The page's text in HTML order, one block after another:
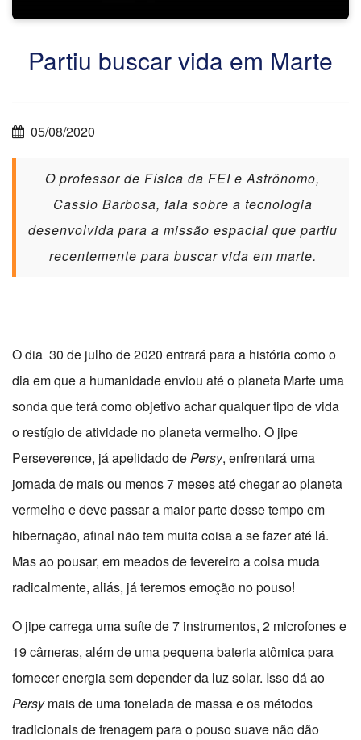
Partiu buscar vida em Marte
05/08/2020
O professor de Física da FEI e Astrônomo,
Cassio Barbosa, fala sobre a tecnologia
desenvolvida para a missão espacial que partiu
recentemente para buscar vida em marte.
O dia 30 de julho de 2020 entrará para a história como o
dia em que a humanidade enviou até o planeta Marte uma
sonda que terá como objetivo achar qualquer tipo de vida
o restígio de atividade no planeta vermelho. O jipe
Perseverence, já apelidado dePersy, enfrentará uma
jornada de mais ou menos 7 meses até chegar ao planeta
vermelho e deve passar a maior parte desse tempo em
hibernação, afinal não tem muita coisa a se fazer até lá.
Mas ao pousar, em meados de fevereiro a coisa muda
radicalmente, aliás, já teremos emoção no pouso!
O jipe carrega uma suíte de 7 instrumentos, 2 microfones e
19 câmeras, além de uma pequena bateria atômica para
fornecer energia sem depender da luz solar. Isso dá ao
Persymais de uma tonelada de massa e os métodos
tradicionais de frenagem para o pouso suave não dão